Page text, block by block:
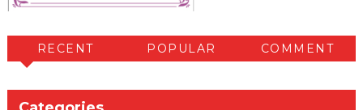
RECENT POPULAR COMMENT